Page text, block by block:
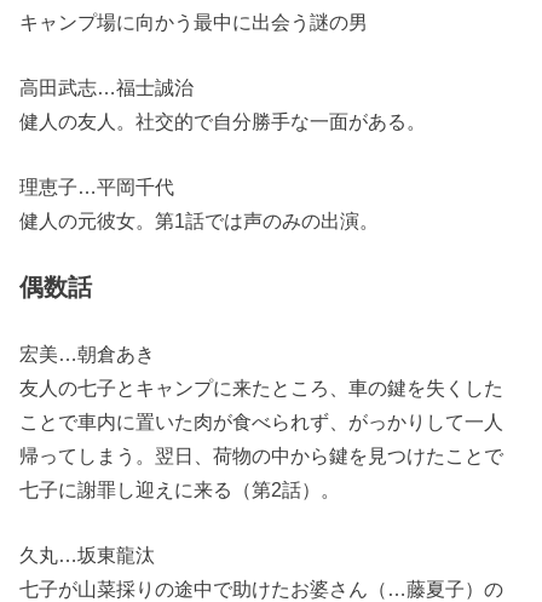
キャンプ場に向かう最中に出会う謎の男
高田武志…福士誠治
健人の友人。社交的で自分勝手な一面がある。
理恵子…平岡千代
健人の元彼女。第1話では声のみの出演。
偶数話
宏美…朝倉あき
友人の七子とキャンプに来たところ、車の鍵を失くした
ことで車内に置いた肉が食べられず、がっかりして一人
帰ってしまう。翌日、荷物の中から鍵を見つけたことで
七子に謝罪し迎えに来る（第2話）。
久丸…坂東龍汰
七子が山菜採りの途中で助けたお婆さん（…藤夏子）の